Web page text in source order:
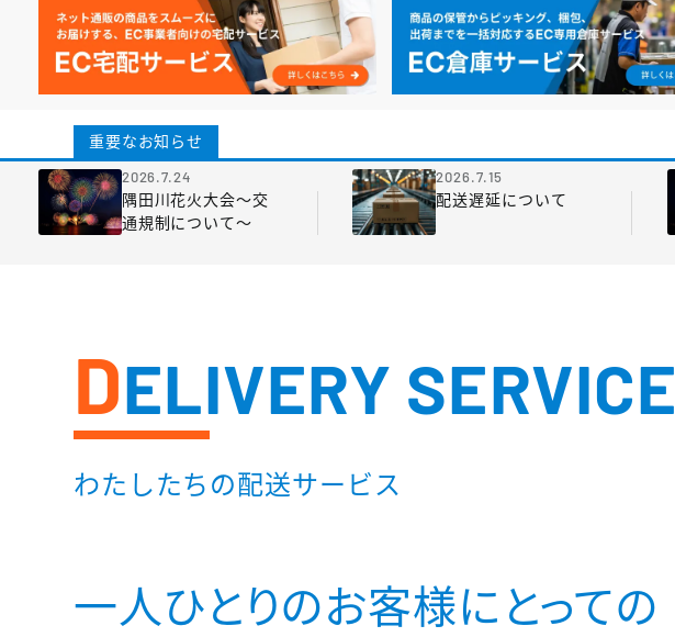
重要なお知らせ
2026.7.24
隅田川花火大会～交
通規制について～
2026.7.15
配送遅延について
DELIVERY SERVICE
わたしたちの配送サービス
一人ひとりのお客様にとっての